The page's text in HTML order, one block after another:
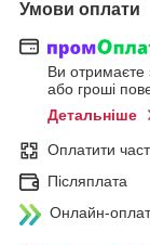
Умови оплати
Ви отримаєте
або гроші
Детальніше
Оплатити
Післяплата
Онлайн-